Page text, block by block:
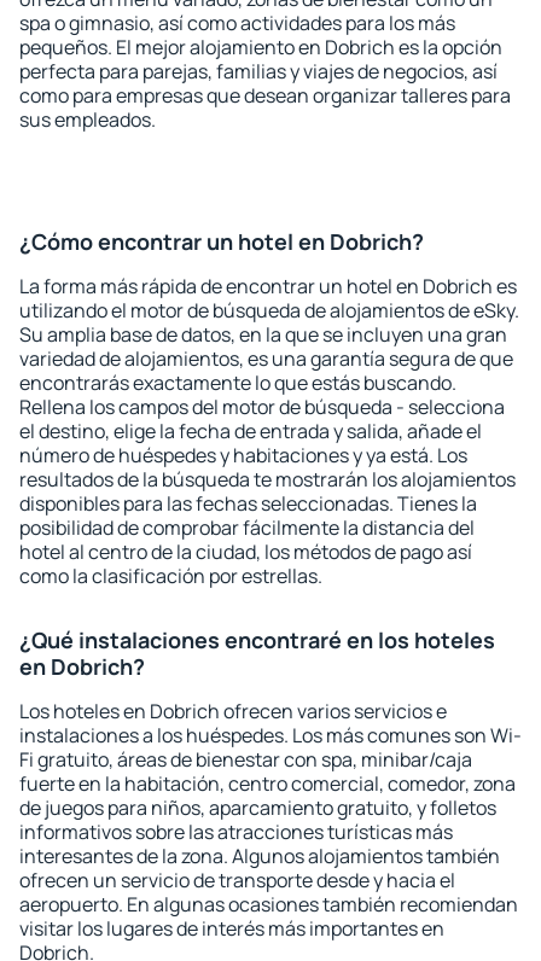
spa o gimnasio, así como actividades para los más
pequeños. El mejor alojamiento en Dobrich es la opción
perfecta para parejas, familias y viajes de negocios, así
como para empresas que desean organizar talleres para
sus empleados.
¿Cómo encontrar un hotel en Dobrich?
La forma más rápida de encontrar un hotel en Dobrich es
utilizando el motor de búsqueda de alojamientos de eSky.
Su amplia base de datos, en la que se incluyen una gran
variedad de alojamientos, es una garantía segura de que
encontrarás exactamente lo que estás buscando.
Rellena los campos del motor de búsqueda - selecciona
el destino, elige la fecha de entrada y salida, añade el
número de huéspedes y habitaciones y ya está. Los
resultados de la búsqueda te mostrarán los alojamientos
disponibles para las fechas seleccionadas. Tienes la
posibilidad de comprobar fácilmente la distancia del
hotel al centro de la ciudad, los métodos de pago así
como la clasificación por estrellas.
¿Qué instalaciones encontraré en los hoteles
en Dobrich?
Los hoteles en Dobrich ofrecen varios servicios e
instalaciones a los huéspedes. Los más comunes son Wi-
Fi gratuito, áreas de bienestar con spa, minibar/caja
fuerte en la habitación, centro comercial, comedor, zona
de juegos para niños, aparcamiento gratuito, y folletos
informativos sobre las atracciones turísticas más
interesantes de la zona. Algunos alojamientos también
ofrecen un servicio de transporte desde y hacia el
aeropuerto. En algunas ocasiones también recomiendan
visitar los lugares de interés más importantes en
Dobrich.